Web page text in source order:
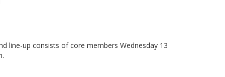
line-up consists of core members Wednesday 13